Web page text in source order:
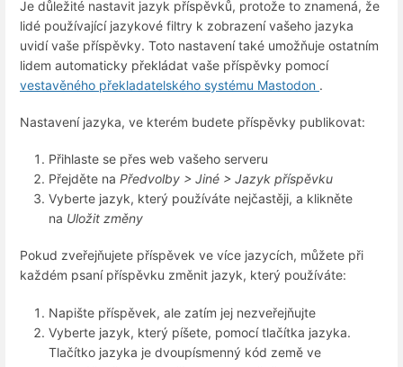
Je důležité nastavit jazyk příspěvků, protože to znamená, že
lidé používající jazykové filtry k zobrazení vašeho jazyka
uvidí vaše příspěvky. Toto nastavení také umožňuje ostatním
lidem automaticky překládat vaše příspěvky pomocí
vestavěného překladatelského systému Mastodon .
Nastavení jazyka, ve kterém budete příspěvky publikovat:
Přihlaste se přes web vašeho serveru
Přejděte na Předvolby > Jiné > Jazyk příspěvku
Vyberte jazyk, který používáte nejčastěji, a klikněte
na Uložit změny
Pokud zveřejňujete příspěvek ve více jazycích, můžete při
každém psaní příspěvku změnit jazyk, který používáte:
Napište příspěvek, ale zatím jej nezveřejňujte
Vyberte jazyk, který píšete, pomocí tlačítka jazyka.
Tlačítko jazyka je dvoupísmenný kód země ve